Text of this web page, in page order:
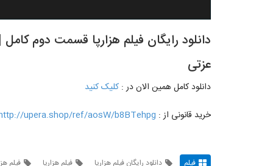
عزتی
دانلود کامل همین الان در : کلیک کنید
خرید قانونی از : upera.shop/ref/aosW/b8BTehpg
فیلم دانلود رایگان فیلم هزارپا فیلم هزارپا فیلم